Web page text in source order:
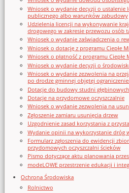
Wniosek o wydanie decyzji o ustalenie
publicznego albo warunków zabudowy
Udzielenia licencji na wykonywanie
drogowego w zakresie przewozu osób
Wniosek o wydanie zaświadczenia o
Wniosek o dotację z programu Ciepłe
Wniosek o płatność z programu Ciepłe
Wniosek o wydanie decyzji o
Wniosek o wydanie zezwolenia na
po drodze gminnej objętej
Dotacje do budowy studni głębinowych
Dotacje na przydomowe oczyszczalnie
Wniosek o wydanie zezwolenia na
Zgłoszenie zamiaru usunięcia drzew
Uzgodnienie zasad korzystania z
Wydanie opinii na wykorzystanie dróg
Formularz zgłoszenia do ewidencji
przydomowych oczyszczalni ścieków
Pismo dotyczące aktu planowania
modeLOWE przestrzenie edukacji i
Ochrona Środowiska
Rolnictwo